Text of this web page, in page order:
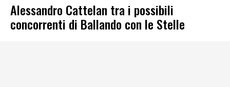
Alessandro Cattelan tra i possibili
concorrenti di Ballando con le Stelle